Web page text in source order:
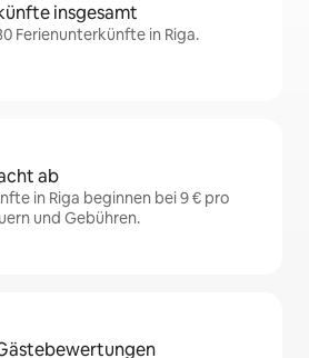
insgesamt
Ferienunterkünfte in Riga.
ab
in Riga beginnen bei 9 € pro
und Gebühren.